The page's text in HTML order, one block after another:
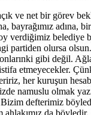
ve net bir görev
bayrağımız adına,
verdiğimiz belediye
partiden olursa
onlarınki gibi değil.
etmeyecekler.
her kuruşun
namuslu olmak
defterimiz